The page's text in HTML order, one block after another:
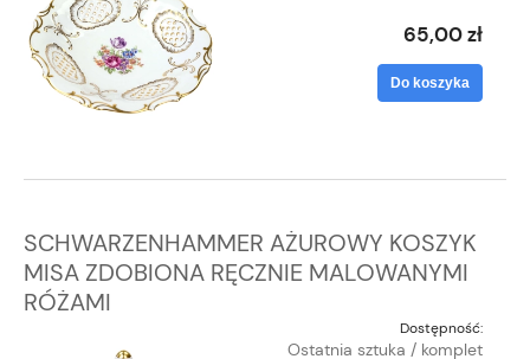
65,00 zł
Do koszyka
SCHWARZENHAMMER AŻUROWY KOSZYK
MISA ZDOBIONA RĘCZNIE MALOWANYMI
RÓŻAMI
Dostępność:
Ostatnia sztuka / komplet